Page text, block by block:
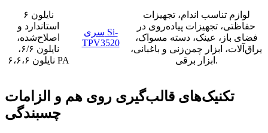
نایلون ۶
استاندارد و
اصلاح‌شده،
نایلون ۶/۶،
نایلون ۶،۶،۶ PA
سری Si-
TPV3520
لوازم تناسب اندام، تجهیزات
حفاظتی، تجهیزات پیاده‌روی در
فضای باز، عینک، دسته مسواک،
یراق‌آلات، ابزار چمن‌زنی و باغبانی،
ابزار برقی.
تکنیک‌های قالب‌گیری روی هم و الزامات
چسبندگی